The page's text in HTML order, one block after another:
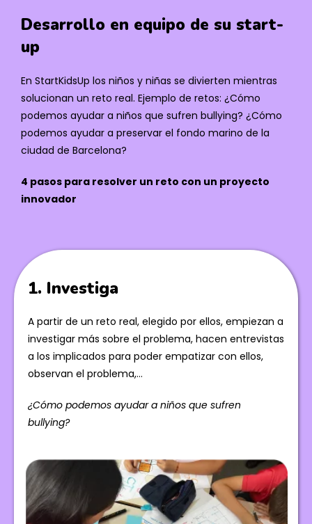
Desarrollo en equipo de su start-
up
En StartKidsUp los niños y niñas se divierten mientras
solucionan un reto real. Ejemplo de retos: ¿Cómo
podemos ayudar a niños que sufren bullying? ¿Cómo
podemos ayudar a preservar el fondo marino de la
ciudad de Barcelona?
4 pasos para resolver un reto con un proyecto
innovador
1. Investiga
A partir de un reto real, elegido por ellos, empiezan a
investigar más sobre el problema, hacen entrevistas
a los implicados para poder empatizar con ellos,
observan el problema,…
¿Cómo podemos ayudar a niños que sufren
bullying?